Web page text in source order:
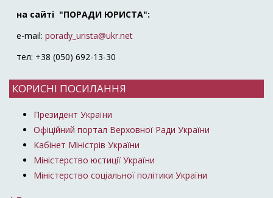
на сайті "ПОРАДИ ЮРИСТА":
e-mail: porady_urista@ukr.net
тел: +38 (050) 692-13-30
КОРИСНІ ПОСИЛАННЯ
Президент України
Офіційний портал Верховної Ради України
Кабінет Міністрів України
Міністерство юстиції України
Міністерство соціальної політики України